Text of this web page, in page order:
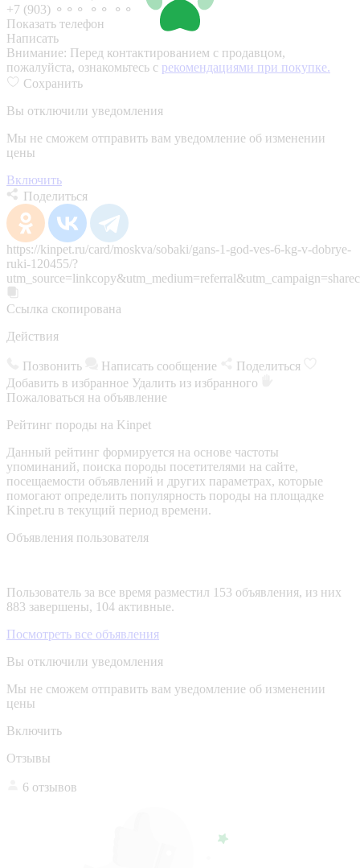
+7 (903) ⚬⚬⚬ ⚬⚬ ⚬⚬
Показать телефон
Написать
Внимание: Перед контактированием с продавцом,
пожалуйста, ознакомьтесь с рекомендациями при покупке.
Сохранить
Вы отключили уведомления
Мы не сможем отправить вам уведомление об изменении
цены
Включить
Поделиться
https://kinpet.ru/card/moskva/sobaki/gans-1-god-ves-6-kg-v-dobrye-
ruki-120455/?
Ссылка скопирована
Действия
Позвонить Написать сообщение
Поделиться
Добавить в избранное Удалить из избранного
Пожаловаться на объявление
Рейтинг породы на Kinpet
Данный рейтинг формируется на основе частоты
упоминаний, поиска породы посетителями на сайте,
посещаемости объявлений и других параметрах, которые
помогают определить популярность породы на площадке
Kinpet.ru в текущий период времени.
Объявления пользователя
Пользователь за все время разместил 153 объявления, из них
883 завершены, 104 активные.
Посмотреть все объявления
Вы отключили уведомления
Мы не сможем отправить вам уведомление об изменении
цены
Включить
Отзывы
6 отзывов